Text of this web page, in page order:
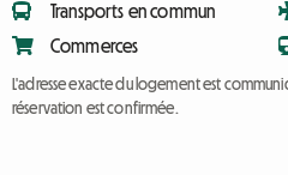
Transports en commun
Commerces
L'adresse exacte du logement est
réservation est confirmée.